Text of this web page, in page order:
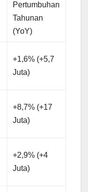
Pertumbuhan
Tahunan
(YoY)
+1,6% (+5,7
Juta)
+8,7% (+17
Juta)
+2,9% (+4
Juta)